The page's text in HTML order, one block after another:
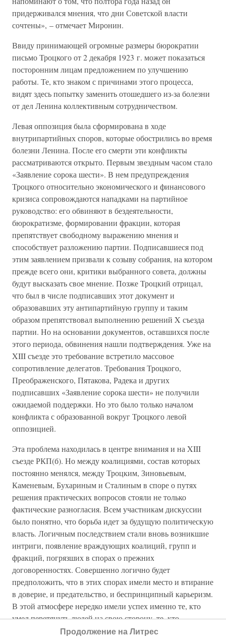
придерживался мнения, что дни Советской власти
сочтены», – отмечает Миронин.
Ввиду принимающей огромные размеры бюрократии
письмо Троцкого от 2 декабря 1923 г. может показаться
посторонним лицам предложением по улучшению
работы. Те, кто знаком с причинами этого процесса,
видят здесь попытку заменить отошедшего из-за болезни
от дел Ленина коллективным сотрудничеством.
Левая оппозиция была сформирована в ходе
внутрипартийных споров, которые обострились во время
болезни Ленина. После его смерти эти конфликты
рассматриваются открыто. Первым звездным часом стало
«Заявление сорока шести». В нем предупреждения
Троцкого относительно экономического и финансового
кризиса сопровождаются нападками на партийное
руководство: его обвиняют в бездеятельности,
бюрократизме, формировании фракции, которая
препятствует свободному выражению мнения и
способствует разложению партии. Подписавшиеся под
этим заявлением призвали к созыву собрания, на котором
прежде всего они, критики выбранного совета, должны
будут высказать свое мнение. Позже Троцкий отрицал,
что был в числе подписавших этот документ и
образовавших эту антипартийную группу и таким
образом препятствовал выполнению решений X съезда
партии. Но на основании документов, оставшихся после
этого периода, обвинения нашли подтверждения. Уже на
XIII съезде это требование встретило массовое
сопротивление делегатов. Требования Троцкого,
Преображенского, Пятакова, Радека и других
подписавших «Заявление сорока шести» не получили
ожидаемой поддержки. Но это было только началом
конфликта с образованной вокруг Троцкого левой
оппозицией.
Эта проблема находилась в центре внимания и на XIII
съезде РКП(б). Но между коалициями, состав которых
постоянно менялся, между Троцким, Зиновьевым,
Каменевым, Бухариным и Сталиным в споре о путях
решения практических вопросов стояли не только
фактические разногласия. Всем участникам дискуссии
было понятно, что борьба идет за будущую политическую
власть. Логичным последствием стали вновь возникшие
интриги, появление враждующих коалиций, групп и
фракций, погрязших в спорах о прежних
договоренностях. Совершенно логично будет
предположить, что в этих спорах имели место и втирание
в доверие, и предательство, и беспринципный карьеризм.
В этой атмосфере нередко имели успех именно те, кто
умел перетянуть людей на свою сторону, те, кто
демонстрировал свою безусловную преданность той или
Продолжение на Литрес